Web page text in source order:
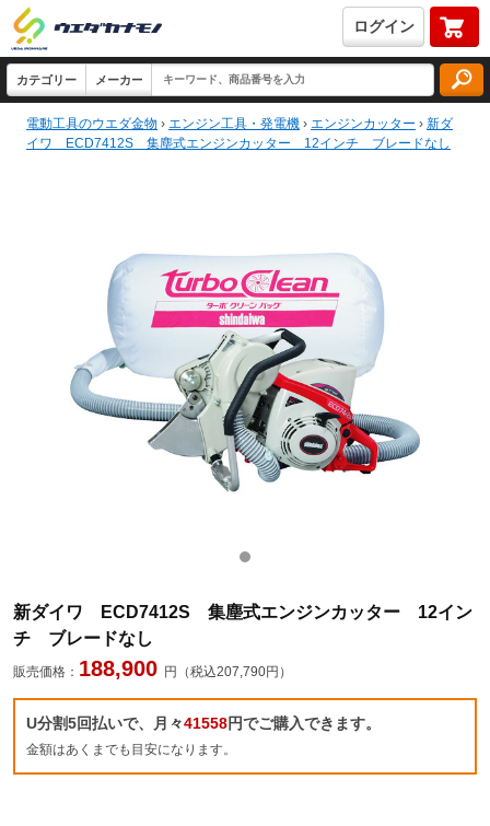
ログイン
電動工具のウエダ金物 › エンジン工具・発電機 › エンジンカッター › 新ダ
イワ ECD7412S 集塵式エンジンカッター 12インチ ブレードなし
新ダイワ ECD7412S 集塵式エンジンカッター 12イン
チ ブレードなし
販売価格： 188,900 円（税込207,790円）
U分割5回払いで、月々41558円でご購入できます。
金額はあくまでも目安になります。